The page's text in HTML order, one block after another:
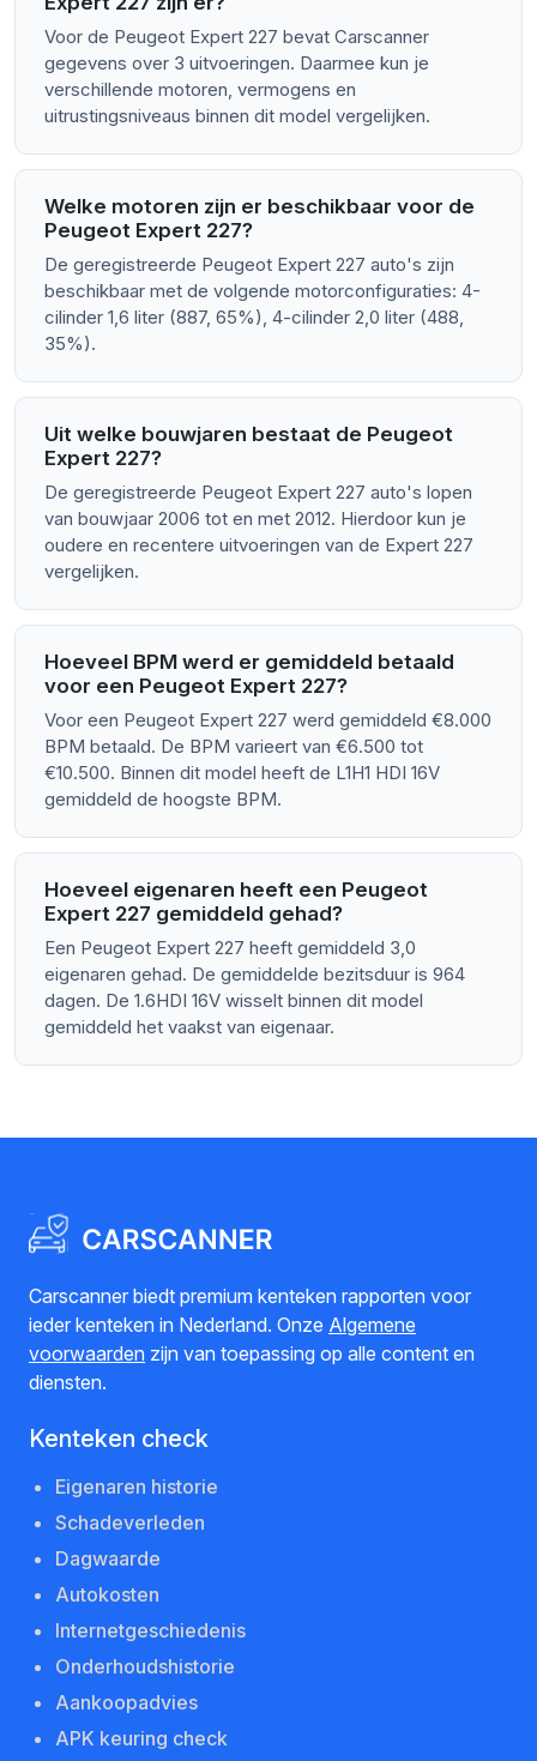
Voor de Peugeot Expert 227 bevat Carscanner
gegevens over 3 uitvoeringen. Daarmee kun je
verschillende motoren, vermogens en
uitrustingsniveaus binnen dit model vergelijken.
Welke motoren zijn er beschikbaar voor de
Peugeot Expert 227?
De geregistreerde Peugeot Expert 227 auto's zijn
beschikbaar met de volgende motorconfiguraties: 4-
cilinder 1,6 liter (887, 65%), 4-cilinder 2,0 liter (488,
35%).
Uit welke bouwjaren bestaat de Peugeot
Expert 227?
De geregistreerde Peugeot Expert 227 auto's lopen
van bouwjaar 2006 tot en met 2012. Hierdoor kun je
oudere en recentere uitvoeringen van de Expert 227
vergelijken.
Hoeveel BPM werd er gemiddeld betaald
voor een Peugeot Expert 227?
Voor een Peugeot Expert 227 werd gemiddeld €8.000
BPM betaald. De BPM varieert van €6.500 tot
€10.500. Binnen dit model heeft de L1H1 HDI 16V
gemiddeld de hoogste BPM.
Hoeveel eigenaren heeft een Peugeot
Expert 227 gemiddeld gehad?
Een Peugeot Expert 227 heeft gemiddeld 3,0
eigenaren gehad. De gemiddelde bezitsduur is 964
dagen. De 1.6HDI 16V wisselt binnen dit model
gemiddeld het vaakst van eigenaar.
Carscanner biedt premium kenteken rapporten voor
ieder kenteken in Nederland. Onze Algemene
voorwaarden zijn van toepassing op alle content en
diensten.
Kenteken check
Eigenaren historie
Schadeverleden
Dagwaarde
Autokosten
Internetgeschiedenis
Onderhoudshistorie
Aankoopadvies
APK keuring check